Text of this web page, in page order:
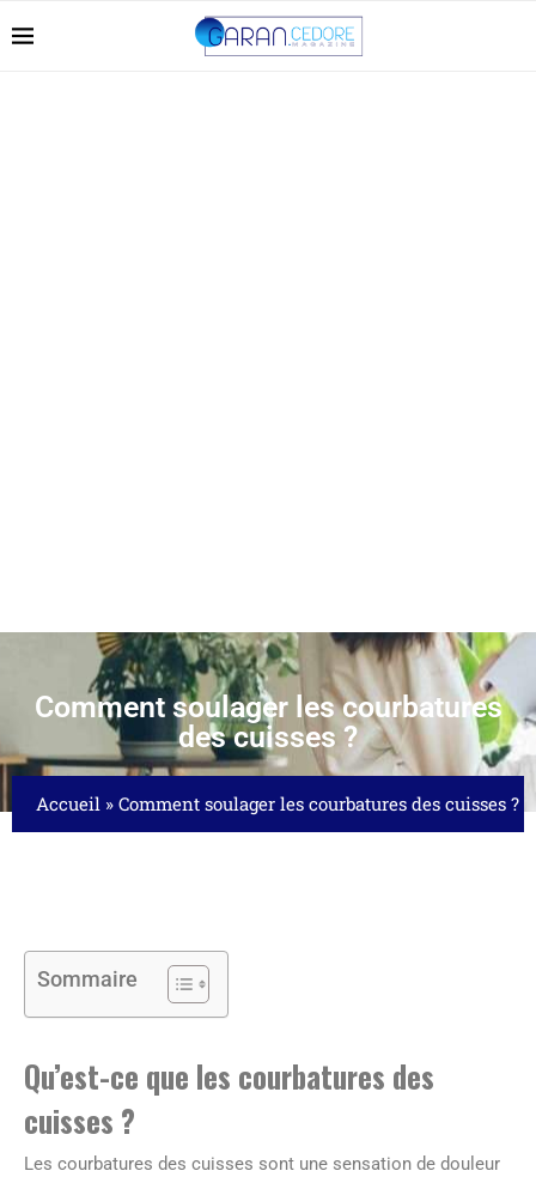
Comment soulager les courbatures
des cuisses ?
Accueil » Comment soulager les courbatures des cuisses ?
Sommaire
Qu’est-ce que les courbatures des
cuisses ?
Les courbatures des cuisses sont une sensation de douleur